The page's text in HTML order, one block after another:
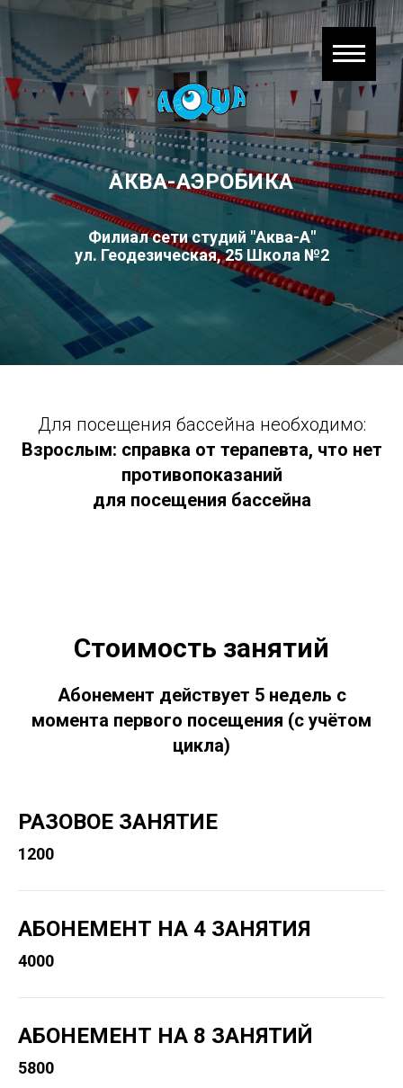
АКВА-АЭРОБИКА
Филиал сети студий "Аква-А"
ул. Геодезическая, 25 Школа №2
Для посещения бассейна необходимо:
Взрослым: справка от терапевта, что нет
противопоказаний
для посещения бассейна
Стоимость занятий
Абонемент действует 5 недель с
момента первого посещения (с учётом
цикла)
РАЗОВОЕ ЗАНЯТИЕ
1200
АБОНЕМЕНТ НА 4 ЗАНЯТИЯ
4000
АБОНЕМЕНТ НА 8 ЗАНЯТИЙ
5800